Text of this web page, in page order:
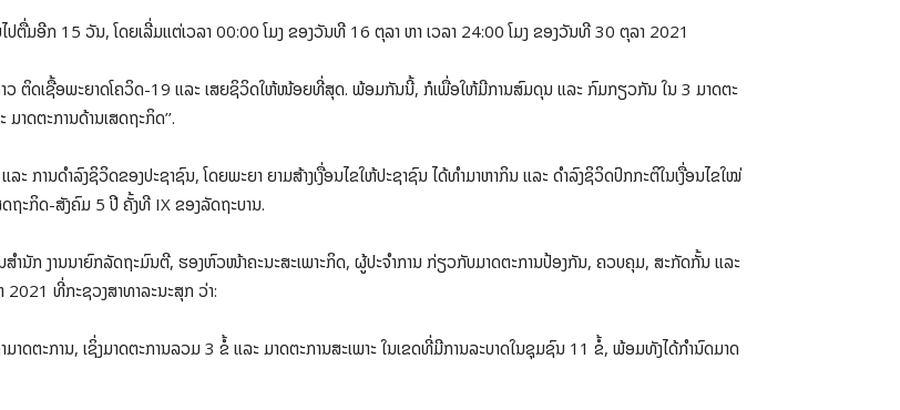
ຕື່ມອີກ 15 ວັນ, ໂດຍເລີ່ມແຕ່ເວລາ 00:00 ໂມງ ຂອງວັນທີ 16 ຕຸລາ ຫາ ເວລາ 24:00 ໂມງ ຂອງວັນທີ 30 ຕຸລາ 2021
າວ ຕິດເຊື້ອພະຍາດໂຄວິດ-19 ແລະ ເສຍຊິວິດໃຫ້ໜ້ອຍທີ່ສຸດ. ພ້ອມກັນນີ້, ກໍເພື່ອໃຫ້ມີການສົມດຸນ ແລະ ກົມກຽວກັນ ໃນ 3 ມາດຕະ
າດຕະການດ້ານເສດຖະກິດ’’.
ການດຳລົງຊິວິດຂອງປະຊາຊົນ, ໂດຍພະຍາ ຍາມສ້າງເງື່ອນໄຂໃຫ້ປະຊາຊົນ ໄດ້ທຳມາຫາກິນ ແລະ ດຳລົງຊິວິດປົກກະຕິໃນເງື່ອນໄຂໃໝ່
ະກິດ-ສັງຄົມ 5 ປີ ຄັ້ງທີ IX ຂອງລັດຖະບານ.
ນັກ ງານນາຍົກລັດຖະມົນຕີ, ຮອງຫົວໜ້າຄະນະສະເພາະກິດ, ຜູ້ປະຈຳການ ກ່ຽວກັບມາດຕະການປ້ອງກັນ, ຄວບຄຸມ, ສະກັດກັ້ນ ແລະ
ທີ່ກະຊວງສາທາລະນະສຸກ ວ່າ:
າດຕະການ, ເຊິ່ງມາດຕະການລວມ 3 ຂໍ້ ແລະ ມາດຕະການສະເພາະ ໃນເຂດທີ່ມີການລະບາດໃນຊຸມຊົນ 11 ຂໍ້, ພ້ອມທັງໄດ້ກໍານົດມາດ